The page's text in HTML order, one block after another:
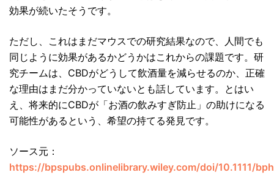
効果が続いたそうです。
ただし、これはまだマウスでの研究結果なので、人間でも
同じように効果があるかどうかはこれからの課題です。研
究チームは、CBDがどうして飲酒量を減らせるのか、正確
な理由はまだ分かっていないとも話しています。とはい
え、将来的にCBDが「お酒の飲みすぎ防止」の助けになる
可能性があるという、希望の持てる発見です。
ソース元：
https://bpspubs.onlinelibrary.wiley.com/doi/10.1111/